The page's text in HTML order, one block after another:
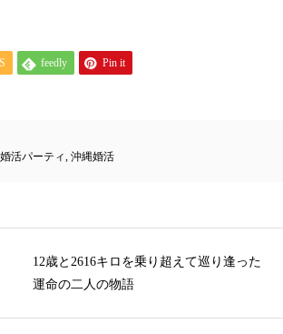
feedly Pin it
婚活パーティ 沖縄婚活
12歳と2616キロを乗り超えて巡り逢った
運命の二人の物語